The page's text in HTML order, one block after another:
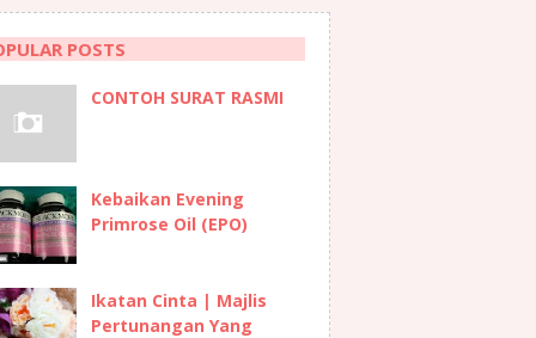
POSTS
CONTOH SURAT RASMI
Kebaikan Evening
Primrose Oil (EPO)
Ikatan Cinta | Majlis
Pertunangan Yang